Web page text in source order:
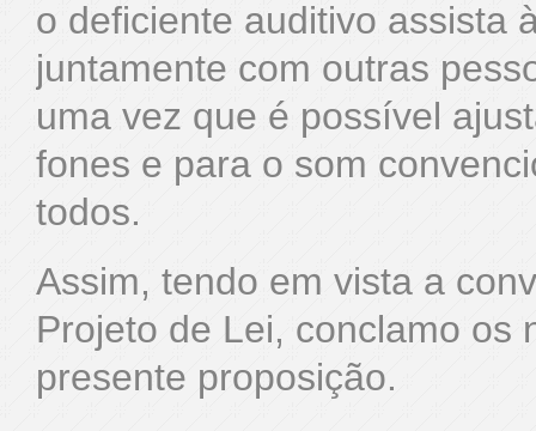
o deficiente auditivo assista
juntamente com outras
uma vez que é possível
fones e para o som
todos.
Assim, tendo em vista a
Projeto de Lei, conclamo os
presente proposição.